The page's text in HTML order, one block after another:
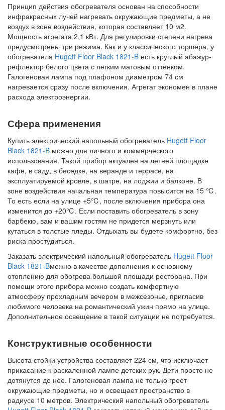
Принцип действия обогревателя основан на способности
инфракрасных лучей нагревать окружающие предметы, а не
воздух в зоне воздействия, которая составляет 10 м2.
Мощность агрегата 2,1 кВт. Для регулировки степени нагрева
предусмотрены три режима. Как и у классического торшера, у
обогревателя Hugett Floor Black 1821-B есть круглый абажур-
рефлектор белого цвета с легким матовым оттенком.
Галогеновая лампа под плафоном диаметром 74 см
нагревается сразу после включения. Агрегат экономен в плане
расхода электроэнергии.
Сфера применения
Купить электрический напольный обогреватель Hugett Floor
Black 1821-B можно для личного и коммерческого
использования. Такой прибор актуален на летней площадке
кафе, в саду, в беседке, на веранде и террасе, на
эксплуатируемой кровле, в шатре, на лоджии и балконе. В
зоне воздействия начальная температура повысится на 15 ℃.
То есть если на улице +5℃, после включения прибора она
изменится до +20℃. Если поставить обогреватель в зону
барбекю, вам и вашим гостям не придется мерзнуть или
кутаться в толстые пледы. Отдыхать вы будете комфортно, без
риска простудиться.
Заказать электрический напольный обогреватель Hugett Floor
Black 1821-Bможно в качестве дополнения к основному
отоплению для обогрева большой площади ресторана. При
помощи этого прибора можно создать комфортную
атмосферу прохладным вечером в межсезонье, пригласив
любимого человека на романтический ужин прямо на улице.
Дополнительное освещение в такой ситуации не потребуется.
Конструктивные особенности
Высота стойки устройства составляет 224 см, что исключает
прикасание к раскаленной лампе детских рук. Дети просто не
дотянутся до нее. Галогеновая лампа не только греет
окружающие предметы, но и освещает пространство в
радиусе 10 метров. Электрический напольный обогреватель